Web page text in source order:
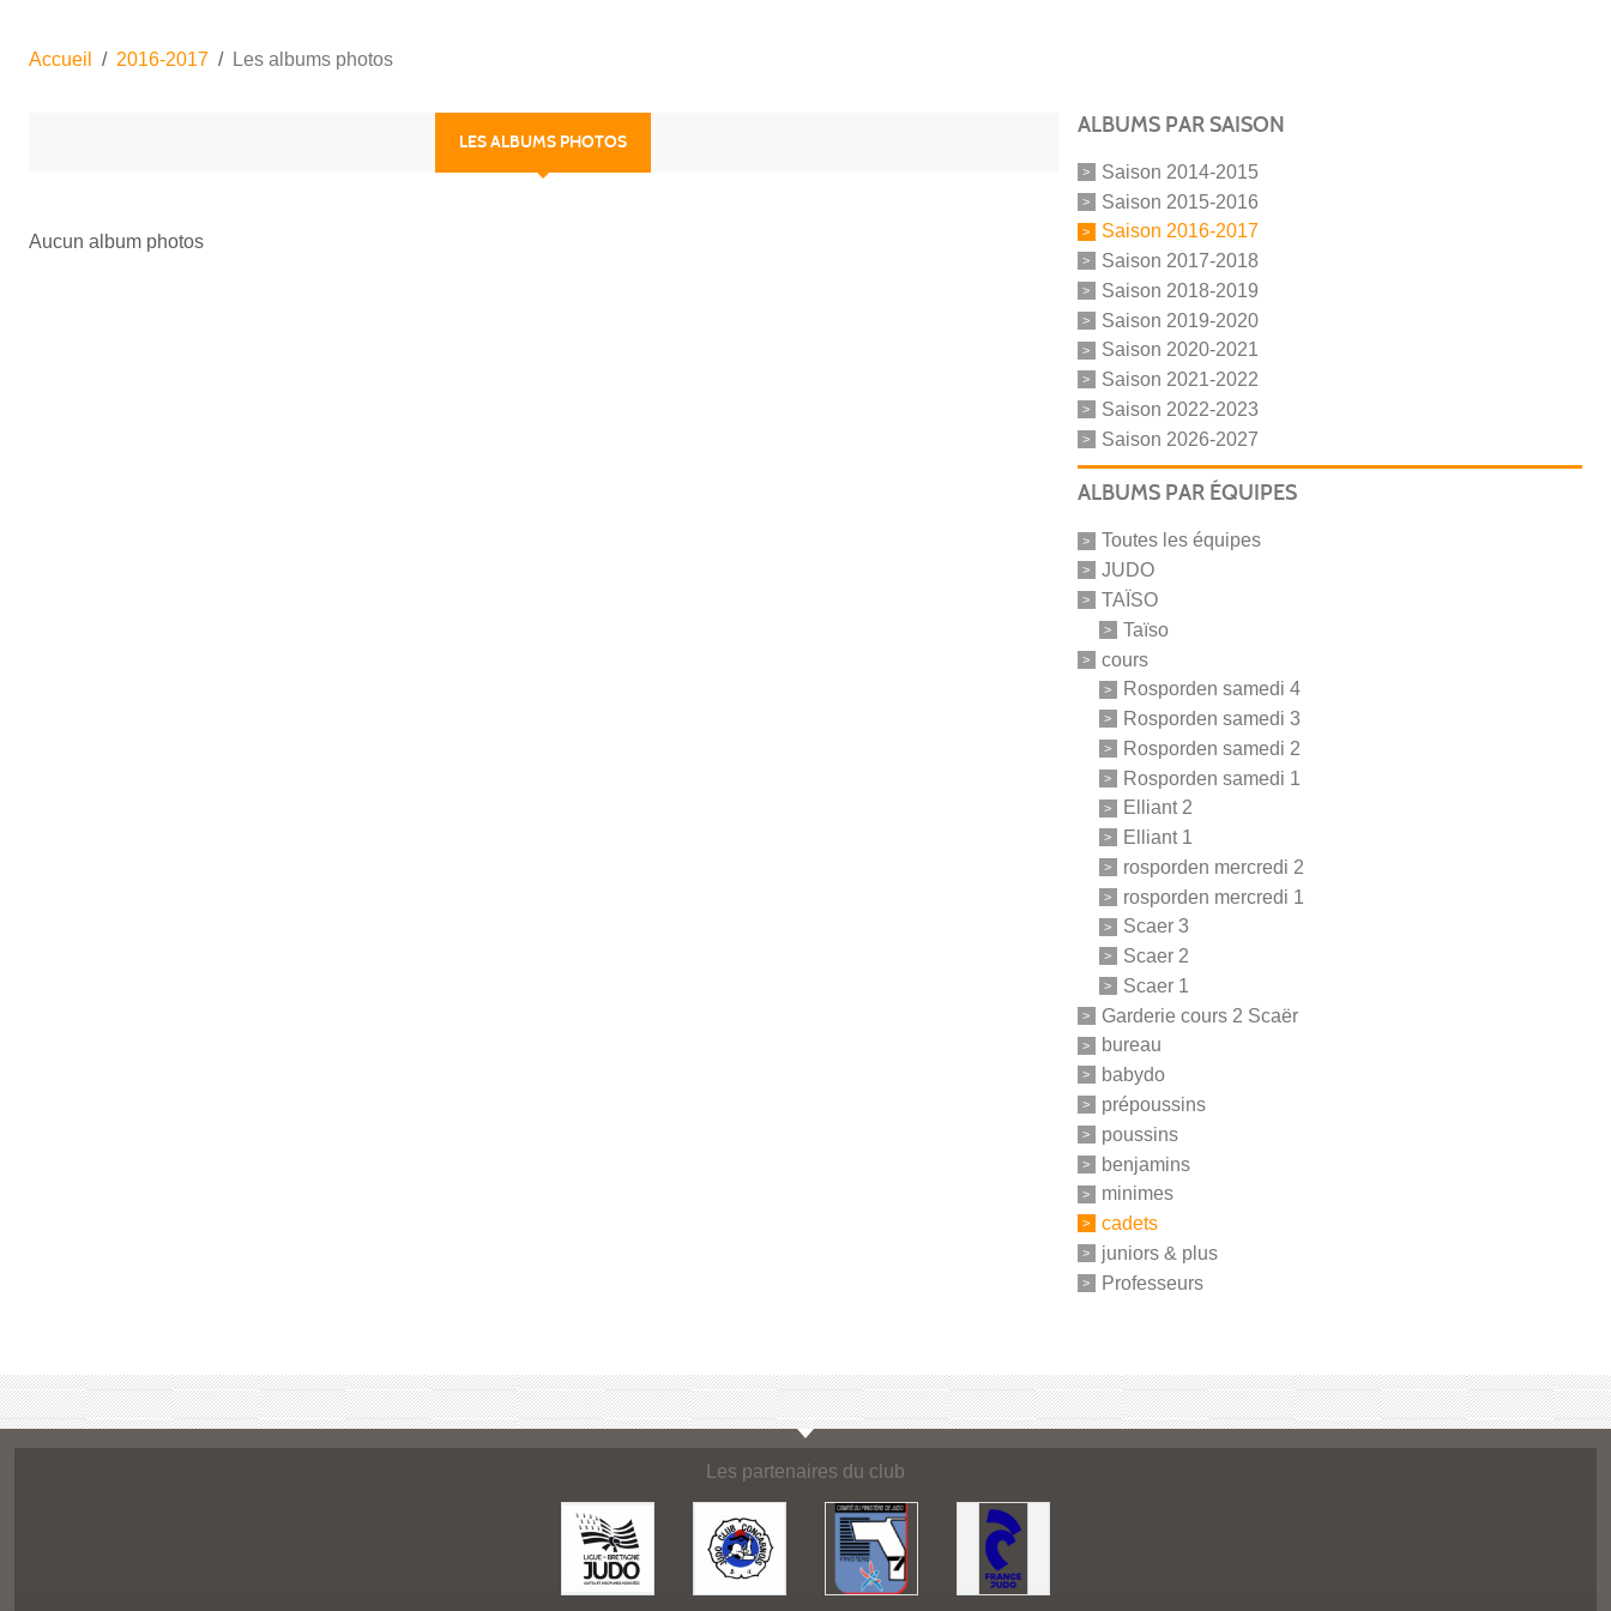
Accueil 2016-2017 Les albums photos
LES ALBUMS PHOTOS
Aucun album photos
ALBUMS PAR SAISON
Saison 2014-2015
Saison 2015-2016
Saison 2016-2017
Saison 2017-2018
Saison 2018-2019
Saison 2019-2020
Saison 2020-2021
Saison 2021-2022
Saison 2022-2023
Saison 2026-2027
ALBUMS PAR ÉQUIPES
Toutes les équipes
JUDO
TAÏSO
Taïso
cours
Rosporden samedi 4
Rosporden samedi 3
Rosporden samedi 2
Rosporden samedi 1
Elliant 2
Elliant 1
rosporden mercredi 2
rosporden mercredi 1
Scaer 3
Scaer 2
Scaer 1
Garderie cours 2 Scaër
bureau
babydo
prépoussins
poussins
benjamins
minimes
cadets
juniors & plus
Professeurs
Les partenaires du club